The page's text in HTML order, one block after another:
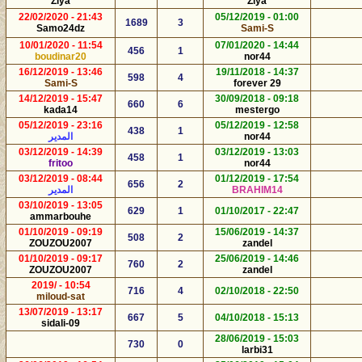
01:00 - 05/12/2019
Sami-S
3
1689
21:43 - 22/02/2020
Samo24dz
14:44 - 07/01/2020
nor44
1
456
11:54 - 10/01/2020
boudinar20
14:37 - 19/11/2018
forever 29
4
598
13:46 - 16/12/2019
Sami-S
09:18 - 30/09/2018
mestergo
6
660
15:47 - 14/12/2019
kada14
12:58 - 05/12/2019
nor44
1
438
23:16 - 05/12/2019
المدير
13:03 - 03/12/2019
nor44
1
458
14:39 - 03/12/2019
fritoo
17:54 - 01/12/2019
BRAHIM14
2
656
08:44 - 03/12/2019
المدير
22:47 - 01/10/2017
1
629
13:05 - 03/10/2019
ammarbouhe
14:37 - 15/06/2019
zandel
2
508
09:19 - 01/10/2019
ZOUZOU2007
14:46 - 25/06/2019
zandel
2
760
09:17 - 01/10/2019
ZOUZOU2007
22:50 - 02/10/2018
4
716
10:54 - /2019
miloud-sat
15:13 - 04/10/2018
5
667
13:17 - 13/07/2019
sidali-09
15:03 - 28/06/2019
larbi31
0
730